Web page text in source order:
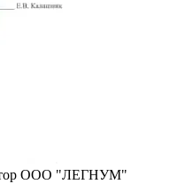
ООО "ЛЕГНУМ"